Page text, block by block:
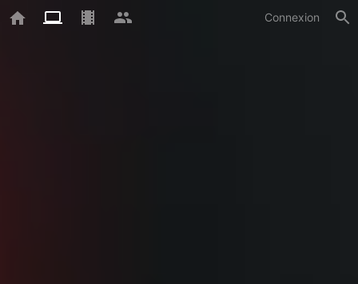
Connexion